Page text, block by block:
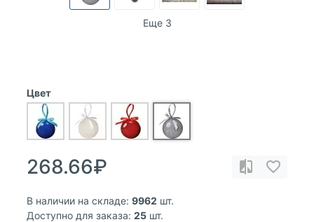
Еще 3
Цвет
268.66₽
В наличии на складе: 9962 шт.
Доступно для заказа: 25 шт.